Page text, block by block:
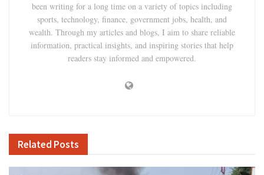
been writing for a long time on a variety of topics including
sports, technology, finance, government jobs, health, and
wealth. Through my articles and blogs, I aim to share reliable
information, practical insights, and inspiring stories that help
readers stay informed and empowered.
Related Posts